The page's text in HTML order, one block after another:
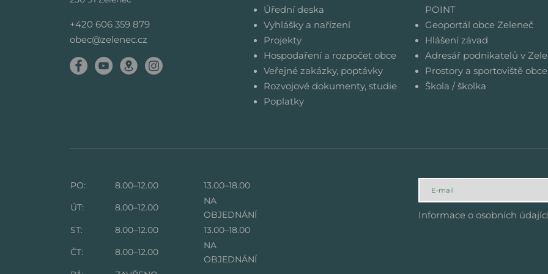
+420 606 359 879
obec@zelenec.cz
Úřední deska
Vyhlášky a nařízení
Projekty
Hospodaření a rozpočet obce
Veřejné zakázky, poptávky
Rozvojové dokumenty, studie
Poplatky
POINT
Geoportál obce Zeleneč
Hlášení závad
Adresář podnikatelů v
Prostory a sportoviště obce
Škola / školka
PO: 8.00–12.00
13.00–18.00
ÚT:
8.00–12.00
NA
OBJEDNÁNÍ
ST:
8.00–12.00
13.00–18.00
ČT:
8.00–12.00
NA
OBJEDNÁNÍ
Informace o osobních